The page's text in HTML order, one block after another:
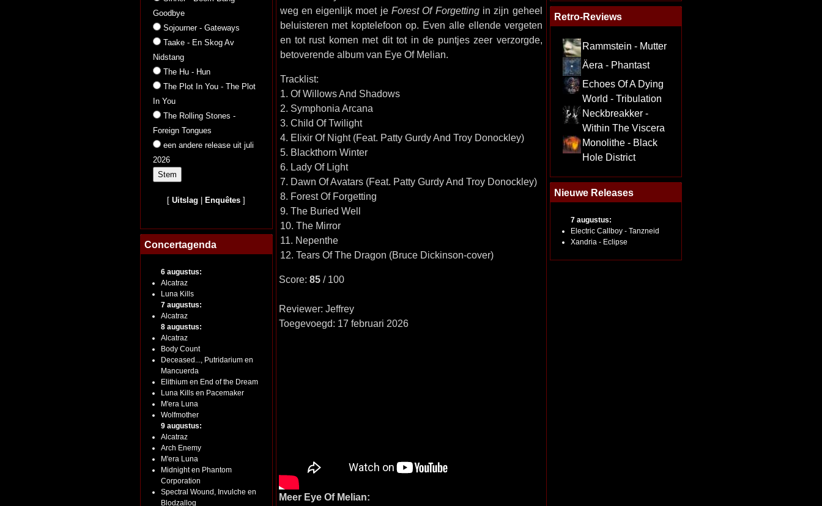
Goodbye
Sojourner - Gateways
Taake - En Skog Av
Nidstang
The Hu - Hun
The Plot In You - The Plot
In You
The Rolling Stones -
Foreign Tongues
een andere release uit juli
2026
[Uitslag Enquêtes ]
Concertagenda
6 augustus:
Alcatraz
Luna Kills
7 augustus:
Alcatraz
8 augustus:
Alcatraz
Body Count
Deceased..., Putridarium en
Mancuerda
Elithium en End of the Dream
Luna Kills en Pacemaker
M'era Luna
Wolfmother
9 augustus:
Alcatraz
Arch Enemy
M'era Luna
Midnight en Phantom
Corporation
Spectral Wound, Invulche en
Blodzallog
weg en eigenlijk moet je Forest Of Forgettingin zijn geheel
beluisteren met koptelefoon op. Even alle ellende vergeten
en tot rust komen met dit tot in de puntjes zeer verzorgde,
betoverende album van Eye Of Melian.
Tracklist:
1. Of Willows And Shadows
⁠⁠2. Symphonia Arcana
3. Child Of Twilight
4. Elixir Of Night (Feat. Patty Gurdy And Troy Donockley)
5. Blackthorn Winter
6. Lady Of Light
7. Dawn Of Avatars (Feat. Patty Gurdy And Troy Donockley)
8. Forest Of Forgetting
9. The Buried Well
10. The Mirror
11. Nepenthe
12. Tears Of The Dragon (Bruce Dickinson-cover)
Score: 85/ 100
Reviewer: Jeffrey
Toegevoegd: 17 februari 2026
Meer Eye Of Melian:
Retro-Reviews
Rammstein - Mutter
Äera - Phantast
Echoes Of A Dying
World - Tribulation
Neckbreakker -
Within The Viscera
Monolithe - Black
Hole District
Nieuwe Releases
7 augustus:
Electric Callboy - Tanzneid
Xandria - Eclipse